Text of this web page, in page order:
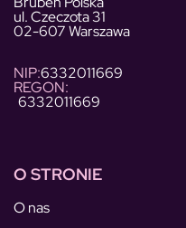
ul. Czeczota 31
02-607 Warszawa
NIP:6332011669
REGON:
6332011669
O STRONIE
O nas